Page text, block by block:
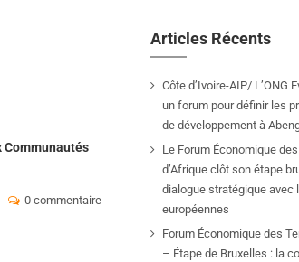
Communautés
0 commentaire
Articles Récents
Côte d’Ivoire-AIP/ L’ONG
un forum pour définir les
de développement à
Le Forum Économique
d’Afrique clôt son étape
dialogue stratégique avec
européennes
Forum Économique des
– Étape de Bruxelles : la